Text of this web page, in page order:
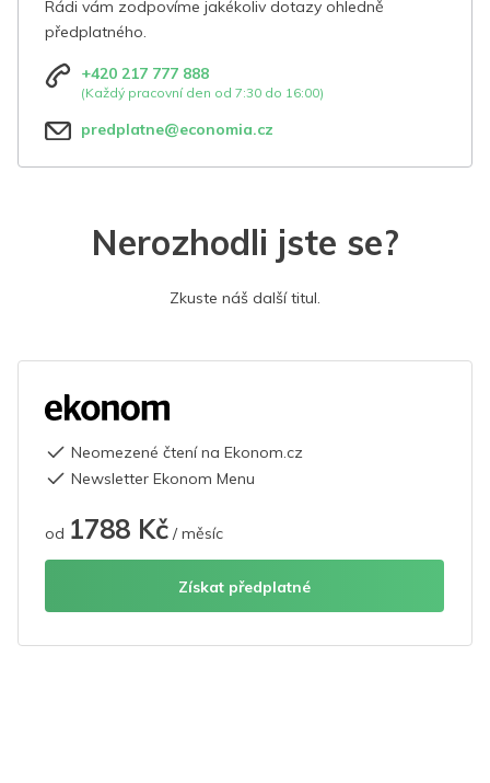
Rádi vám zodpovíme jakékoliv dotazy ohledně
předplatného.
+420 217 777 888
(Každý pracovní den od 7:30 do 16:00)
predplatne@economia.cz
Nerozhodli jste se?
Zkuste náš další titul.
Neomezené čtení na Ekonom.cz
Newsletter Ekonom Menu
od 1788 Kč / měsíc
Získat předplatné